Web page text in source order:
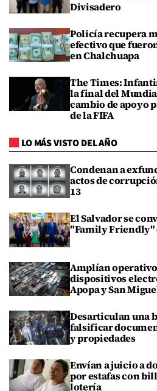
Divisadero
Policía recupera
efectivo que
en Chalchuapa
The Times:
la final del
cambio de apoyo
de la FIFA
LO MÁS VISTO DEL AÑO
Condenan a
actos de
13
El Salvador se
"Family Friendly"
Amplían
dispositivos
Apopa y San
Desarticulan una
falsificar
y propiedades
Envían a juicio a
por estafas con
lotería